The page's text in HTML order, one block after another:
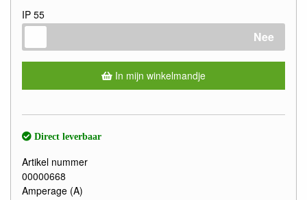
IP 55
Nee
In mijn winkelmandje
Direct leverbaar
Artikel nummer
00000668
Amperage (A)